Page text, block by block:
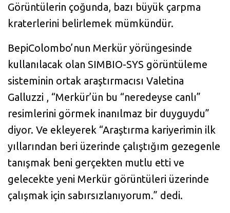
Görüntülerin çoğunda, bazı büyük çarpma
kraterlerini belirlemek mümkündür.
BepiColombo’nun Merkür yörüngesinde
kullanılacak olan SIMBIO-SYS görüntüleme
sisteminin ortak araştırmacısı Valetina
Galluzzi , “Merkür’ün bu “neredeyse canlı”
resimlerini görmek inanılmaz bir duyguydu”
diyor. Ve ekleyerek “Araştırma kariyerimin ilk
yıllarından beri üzerinde çalıştığım gezegenle
tanışmak beni gerçekten mutlu etti ve
gelecekte yeni Merkür görüntüleri üzerinde
çalışmak için sabırsızlanıyorum.” dedi.